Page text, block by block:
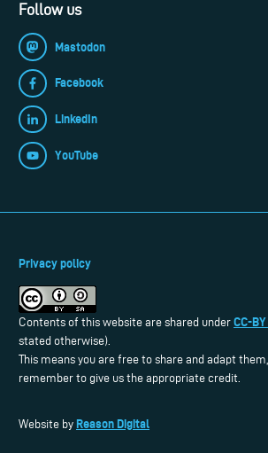
Follow us
Mastodon
Facebook
LinkedIn
YouTube
Privacy policy
Contents of this website are shared under CC-
stated otherwise).
This means you are free to share and adapt
remember to give us the appropriate credit.
Website by Reason Digital